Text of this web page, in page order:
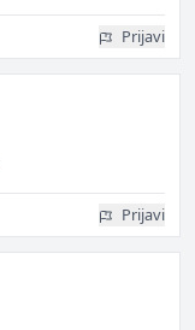
Prijavi
Prijavi